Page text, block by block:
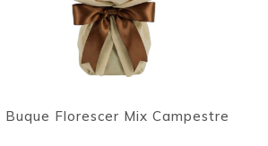
Buque Florescer Mix Campestre